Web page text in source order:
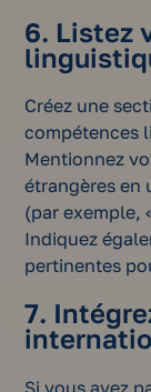
6. Listez
Créez une
compétences
Mentionnez
étrangères en
(par exemple,
Indiquez
pertinentes
7.
Si vous avez